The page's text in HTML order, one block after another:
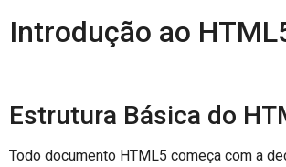
Introdução ao
Estrutura Básica do
Todo documento HTML5 começa com a